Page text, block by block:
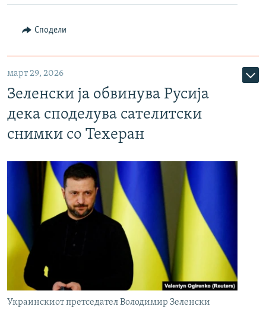
Сподели
март 29, 2026
Зеленски ја обвинува Русија
дека споделува сателитски
снимки со Техеран
Украинскиот претседател Володимир Зеленски